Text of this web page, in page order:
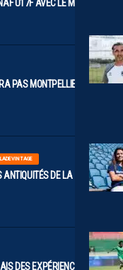
U17F AVEC LE MAROC
PAS MONTPELLIER…
DE LA
DES EXPÉRIENCES